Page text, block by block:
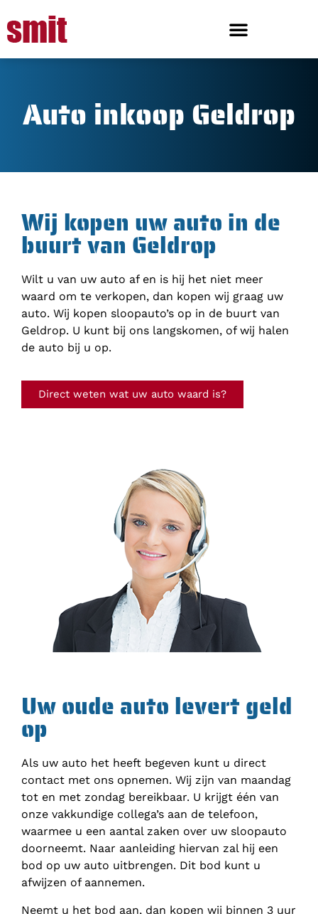
Auto inkoop Geldrop
Wij kopen uw auto in de
buurt van Geldrop
Wilt u van uw auto af en is hij het niet meer
waard om te verkopen, dan kopen wij graag uw
auto. Wij kopen sloopauto’s op in de buurt van
Geldrop. U kunt bij ons langskomen, of wij halen
de auto bij u op.
Direct weten wat uw auto waard is?
Uw oude auto levert geld
op
Als uw auto het heeft begeven kunt u direct
contact met ons opnemen. Wij zijn van maandag
tot en met zondag bereikbaar. U krijgt één van
onze vakkundige collega’s aan de telefoon,
waarmee u een aantal zaken over uw sloopauto
doorneemt. Naar aanleiding hiervan zal hij een
bod op uw auto uitbrengen. Dit bod kunt u
afwijzen of aannemen.
Neemt u het bod aan, dan kopen wij binnen 3 uur